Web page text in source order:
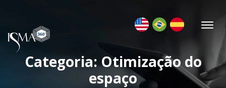
Categoria: Otimização do
espaço